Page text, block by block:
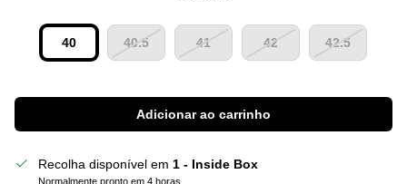
40 40.5 41 42 42.5
Adicionar ao carrinho
Recolha disponível em 1 - Inside Box
Normalmente pronto em 4 horas